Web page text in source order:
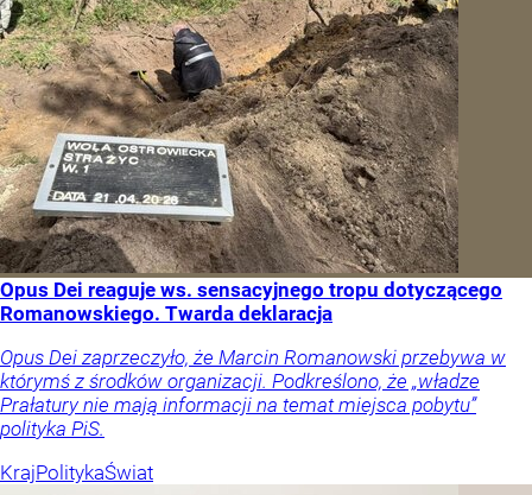
Opus Dei reaguje ws. sensacyjnego tropu dotyczącego
Romanowskiego. Twarda deklaracja
Opus Dei zaprzeczyło, że Marcin Romanowski przebywa w
którymś z środków organizacji. Podkreślono, że „władze
Prałatury nie mają informacji na temat miejsca pobytu”
polityka PiS.
KrajPolitykaŚwiat